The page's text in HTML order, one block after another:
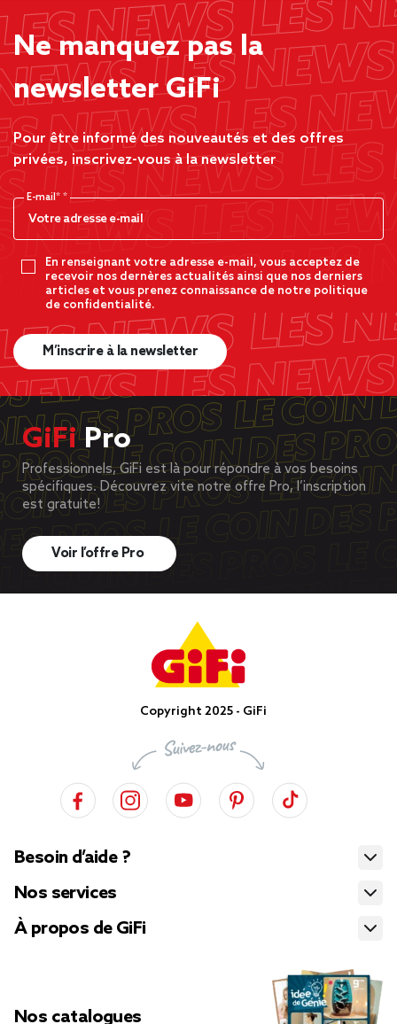
Ne manquez pas la
newsletter GiFi
Pour être informé des nouveautés et des offres
privées, inscrivez-vous à la newsletter
E-mail*
En renseignant votre adresse e-mail, vous acceptez de
recevoir nos dernères actualités ainsi que nos derniers
articles et vous prenez connaissance de notre politique
de confidentialité.
M’inscrire à la newsletter
GiFiPro
Professionnels, GiFi est là pour répondre à vos besoins
spécifiques. Découvrez vite notre offre Pro, l’inscription
est gratuite!
Voir l’offre Pro
Copyright 2025 - GiFi
Besoin d’aide ?
Nos services
À propos de GiFi
Nos catalogues